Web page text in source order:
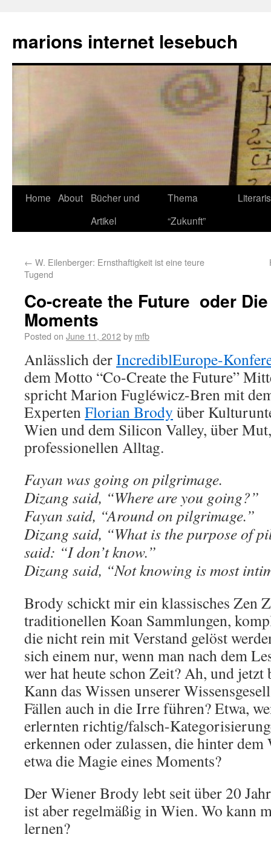
marions internet lesebuch
Home About
Bücher und
Artikel
Thema
“Zukunft”
← W. Eilenberger: Ernsthaftigkeit ist eine teure
Tugend
Co-create the Future  oder
Moments
Posted on June 11, 2012by mfb
Anlässlich derIncrediblEurope-
dem Motto “Co-Create the Future”
spricht Marion Fugléwicz-Bren mit
ExpertenFlorian Brody über
Wien und dem Silicon Valley, über
professionellen Alltag.
Fayan was going on pilgrimage.
Dizang said, “Where are you going?”
Fayan said, “Around on pilgrimage.”
Dizang said, “What is the purpose of
said: “I don’t know.”
Dizang said, “Not knowing is most
Brody schickt mir ein klassisches Zen
traditionellen Koan Sammlungen,
die nicht rein mit Verstand gelöst
sich einem nur, wenn man nach dem
wer hat heute schon Zeit? Ah, und
Kann das Wissen unserer
Fällen auch in die Irre führen? Etwa,
erlernten richtig/falsch-
erkennen oder zulassen, die hinter dem
etwa die Magie eines Moments?
Der Wiener Brody lebt seit über 20
ist aber regelmäßig in Wien. Wo kann
lernen?